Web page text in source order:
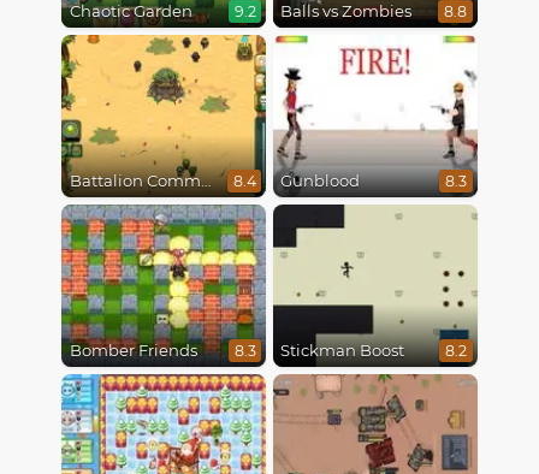
Chaotic Garden 9.2 Balls vs Zombies 8.8
Battalion Commander 8.4 Gunblood 8.3
Bomber Friends 8.3 Stickman Boost 8.2